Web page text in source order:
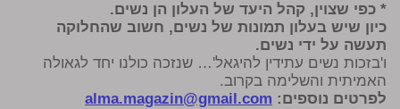
* כפי שצוין, קהל היעד של העלון הן נשים.
כיון שיש בעלון תמונות של נשים, חשוב שהחלוקה
תעשה על ידי נשים.
ו'בזכות נשים עתידין להיגאל'… שנזכה כולנו יחד לגאולה
האמיתית והשלימה בקרוב.
לפרטים נוספים: alma.magazin@gmail.com